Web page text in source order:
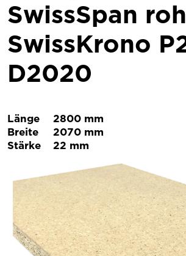
SwissSpan roh
SwissKrono
D2020
Länge
2800 mm
Breite
2070 mm
Stärke
22 mm